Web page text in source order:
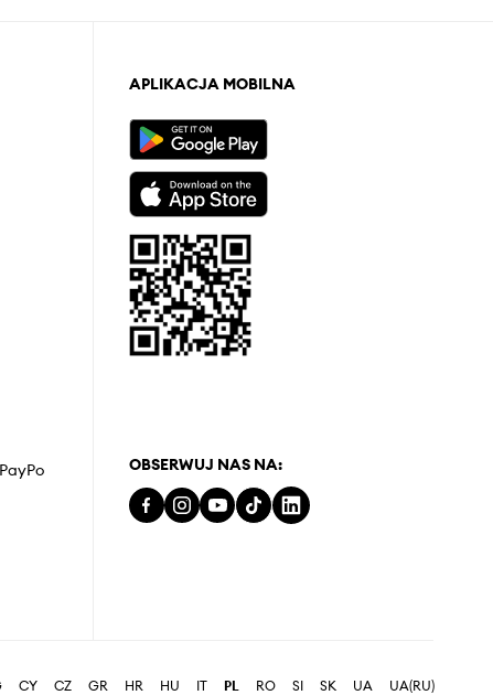
APLIKACJA MOBILNA
OBSERWUJ NAS NA:
CY CZ GR HR HU IT PL RO SI SK UA UA(RU)